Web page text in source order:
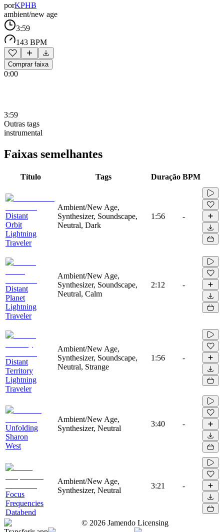
porKPHB
ambient/new age
3:59
143 BPM
Comprar faixa
0:00
3:59
Outras tags
instrumental
Faixas semelhantes
Título Tags Duração BPM
Distant
Orbit
Lightning
Traveler
Ambient/New Age,
Synthesizer, Soundscape,
Neutral, Dark
1:56 -
Distant
Planet
Lightning
Traveler
Ambient/New Age,
Synthesizer, Soundscape,
Neutral, Calm
2:12 -
Distant
Territory
Lightning
Traveler
Ambient/New Age,
Synthesizer, Soundscape,
Neutral, Strange
1:56 -
Unfolding
Sharon
West
Ambient/New Age,
Synthesizer, Neutral
3:40 -
Focus
Frequencies
Databend
Ambient/New Age,
Synthesizer, Neutral
3:21 -
© 2026 Jamendo Licensing